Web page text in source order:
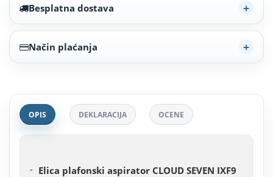
Besplatna dostava
Način plaćanja
OPIS DEKLARACIJA OCENE
Elica plafonski aspirator CLOUD SEVEN IXF9